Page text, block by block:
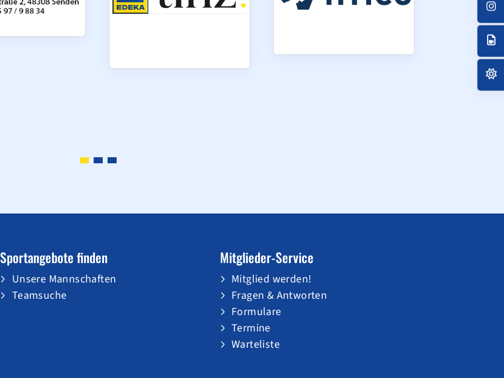
Sportangebote finden
Unsere Mannschaften
Teamsuche
Mitglieder-Service
Mitglied werden!
Fragen & Antworten
Formulare
Termine
Warteliste